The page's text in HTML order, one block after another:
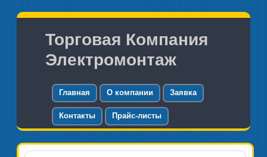
Торговая Компания
Электромонтаж
Главная О компании Заявка
Контакты Прайс-листы